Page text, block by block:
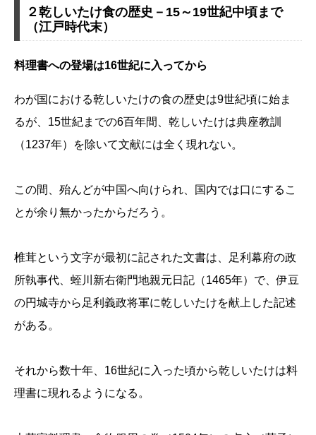
２乾しいたけ食の歴史－15～19世紀中頃まで
（江戸時代末）
料理書への登場は16世紀に入ってから
わが国における乾しいたけの食の歴史は9世紀頃に始ま
るが、15世紀までの6百年間、乾しいたけは典座教訓
（1237年）を除いて文献には全く現れない。
この間、殆んどが中国へ向けられ、国内では口にするこ
とが余り無かったからだろう。
椎茸という文字が最初に記された文書は、足利幕府の政
所執事代、蛭川新右衛門地親元日記（1465年）で、伊豆
の円城寺から足利義政将軍に乾しいたけを献上した記述
がある。
それから数十年、16世紀に入った頃から乾しいたけは料
理書に現れるようになる。